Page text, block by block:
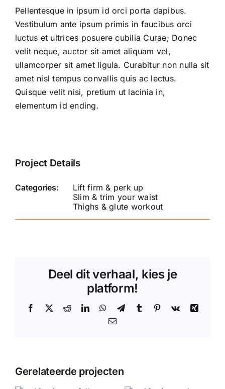
Pellentesque in ipsum id orci porta dapibus.
Vestibulum ante ipsum primis in faucibus orci
luctus et ultrices posuere cubilia Curae; Donec
velit neque, auctor sit amet aliquam vel,
ullamcorper sit amet ligula. Curabitur non nulla sit
amet nisl tempus convallis quis ac lectus.
Quisque velit nisi, pretium ut lacinia in,
elementum id ending.
Project Details
Categories:
Lift firm & perk up
Slim & trim your waist
Thighs & glute workout
Deel dit verhaal, kies je
platform!
Facebook
X RedditLinkedInWhatsApp
TelegramTumblr Pinterest
Vk
Xing
E-
Gerelateerde projecten
12 minutes